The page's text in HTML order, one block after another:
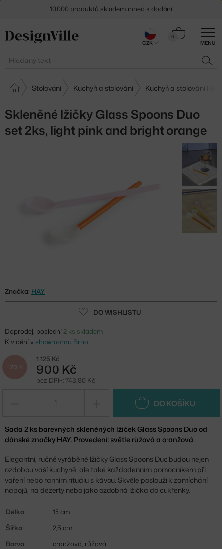
MENU
Hledat
0
Košík
Stolování Kuchyň a stolování Kuchyň a stolování HAY
Skleněné lžičky Glass Spoons Duo
set 2ks, light pink and bright orange
Značka: HAY
DO WISHLISTU
Doprodej, poslední 2 ks skladem
K vidění v showroomu Brno
−20 %
1 125 Kč
900 Kč
bez DPH: 743,80 Kč
DO KOŠÍKU
Sada 2 ks barevných skleněných lžiček Glass Spoons Duo od
dánské značky HAY. Provedení: světle růžová a oranžová.
Elegantní, ručně vyráběné lžičky Glass Spoons Duo budou nejen
ozdobou vaší kuchyně, ale také každodenním pomocníkem při
vaření nebo ranním rituálu s kávou. Skvěle poslouží k zamíchání
nápojů, na dezerty nebo jako ozdobná lžička do cukřenky.
Délka:
15 cm
Šířka:
2,5 cm
Barva:
oranžová, růžová
10.000 produktů skladem ihned k dodání
30 dní na vrácení zbožíCZK